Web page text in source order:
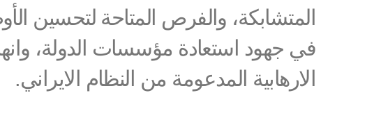
المتشابكة، والفرص المتاحة لتحسين
في جهود استعادة مؤسسات الدولة،
الارهابية المدعومة من النظام الايراني.